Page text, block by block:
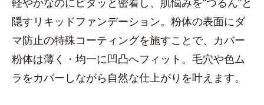
隠すリキッドファンデーション。粉体の表面にダ
マ防止の特殊コーティングを施すことで、カバー
粉体は薄く・均一に凹凸へフィット。毛穴や色ム
ラをカバーしながら自然な仕上がりを叶えます。